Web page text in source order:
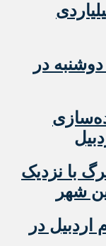
۲۰۶ میلیاردی
در
با نزدیک
اردبیل در